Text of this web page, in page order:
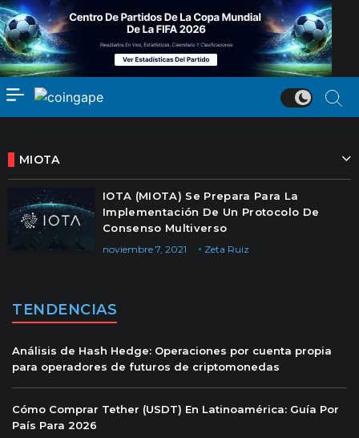
MIOTA
IOTA (MIOTA) Se Prepara Para La
Implementación De Un Protocolo De
Consenso Multiverso
Zeta Ruiz
noviembre 7, 2021
TENDENCIAS
Análisis de Hash Hedge: Operaciones por cuenta propia
para operadores de futuros de criptomonedas
Cómo Comprar Tether (USDT) En Latinoamérica: Guía Por
País Para 2026